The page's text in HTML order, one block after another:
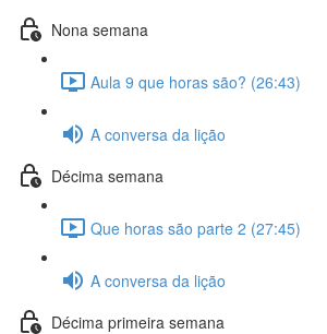
Nona semana
Aula 9 que horas são? (26:43)
A conversa da lição
Décima semana
Que horas são parte 2 (27:45)
A conversa da lição
Décima primeira semana